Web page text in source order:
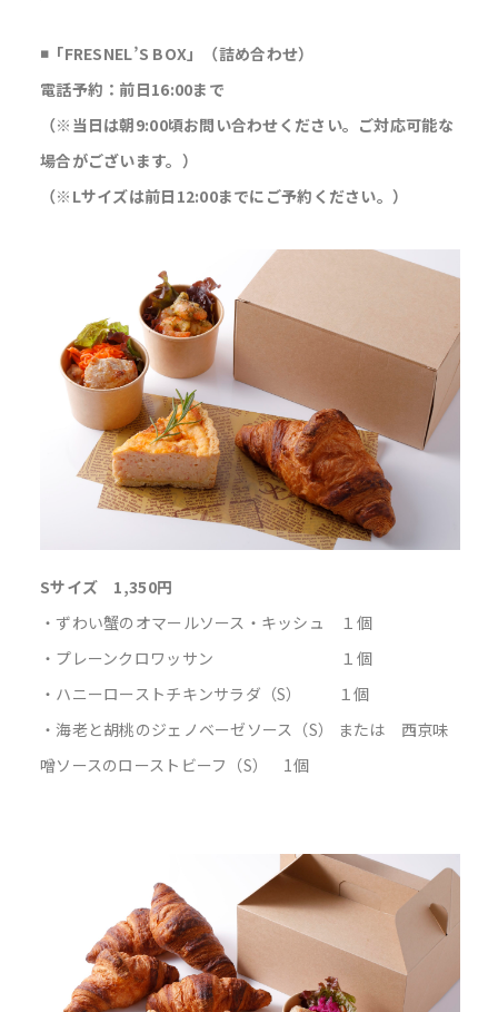
◾️「FRESNEL’S BOX」（詰め合わせ）
電話予約：前日16:00まで
（※当日は朝9:00頃お問い合わせください。ご対応可能な
場合がございます。）
（※Lサイズは前日12:00までにご予約ください。）
Sサイズ 1,350円
・ずわい蟹のオマールソース・キッシュ １個
・プレーンクロワッサン １個
・ハニーローストチキンサラダ（S） １個
・海老と胡桃のジェノベーゼソース（S） または 西京味
噌ソースのローストビーフ（S） 1個